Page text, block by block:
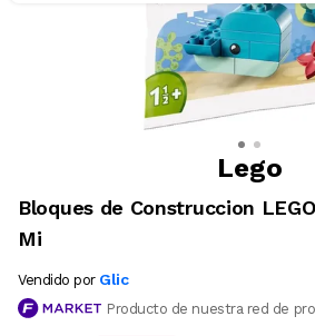
Lego
Bloques de Construccion
Mi
Vendido por Glic
Producto de nuestra red de